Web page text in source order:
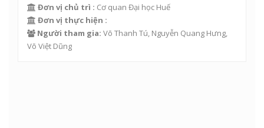
Đơn vị chủ trì : Cơ quan Đại học Huế
Đơn vị thực hiện :
Người tham gia: Võ Thanh Tú, Nguyễn Quang Hưng,
Võ Việt Dũng